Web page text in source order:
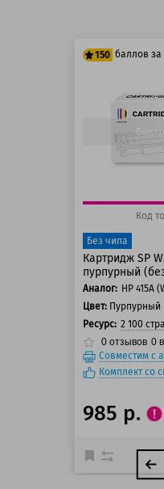
150 баллов за
125 баллов
150 баллов
Код
Без чипа
Картридж SP
пурпурный
Аналог: HP 415A
Цвет: Пурпурный
Ресурс: 2 100
0 отзывов 0
Совместим с
Комплект со
985 р.